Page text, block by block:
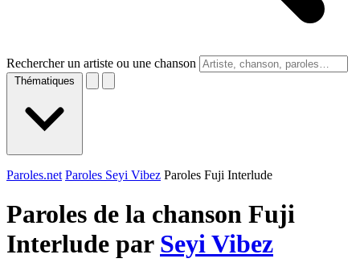
Rechercher un artiste ou une chanson
Thématiques
Paroles.net Paroles Seyi Vibez Paroles Fuji Interlude
Paroles de la chanson Fuji
Interlude par Seyi Vibez